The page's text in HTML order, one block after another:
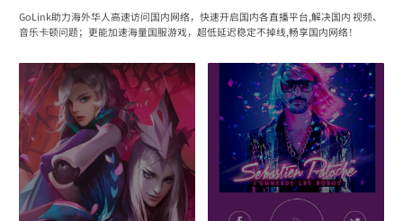
GoLink助力海外华人高速访问国内网络，快速开启国内各直播平台,解决国内 视频、
音乐卡顿问题；更能加速海量国服游戏，超低延迟稳定不掉线,畅享国内网络！